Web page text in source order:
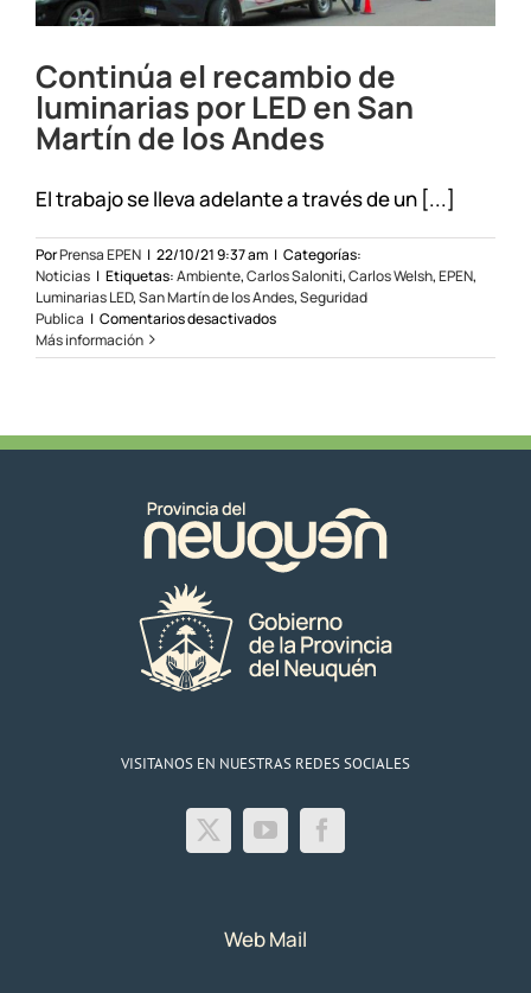
Continúa el recambio de
luminarias por LED en San
Martín de los Andes
El trabajo se lleva adelante a través de un [...]
PorPrensa EPEN | 22/10/21 9:37 am | Categorías:
Noticias | Etiquetas:Ambiente,Carlos Saloniti,Carlos Welsh,EPEN,
Luminarias LED,San Martín de los Andes,Seguridad
Publica | Comentarios desactivadosen
el
por
Martín
de
los
Más información
VISITANOS EN NUESTRAS REDES SOCIALES
Web Mail